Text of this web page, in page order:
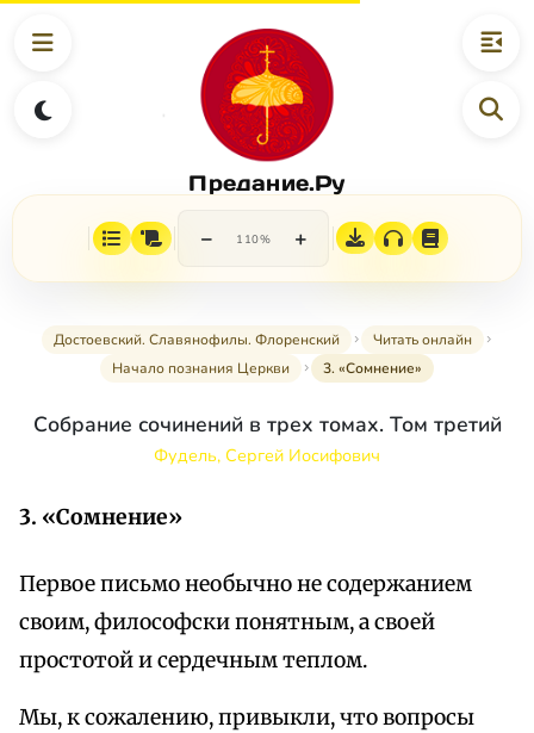
Предание.Ру
− 110% +
Достоевский. Славянофилы. Флоренский
Читать онлайн
Начало познания Церкви
3. «Сомнение»
Собрание сочинений в трех томах. Том третий
Фудель, Сергей Иосифович
3. «Сомнение»
Первое письмо необычно не содержанием
своим, философски понятным, а своей
простотой и сердечным теплом.
Мы, к сожалению, привыкли, что вопросы